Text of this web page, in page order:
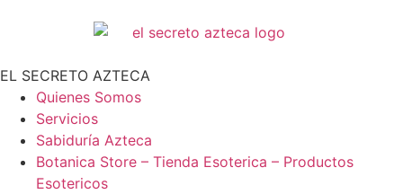
EL SECRETO AZTECA
Quienes Somos
Servicios
Sabiduría Azteca
Botanica Store – Tienda Esoterica – Productos
Esotericos